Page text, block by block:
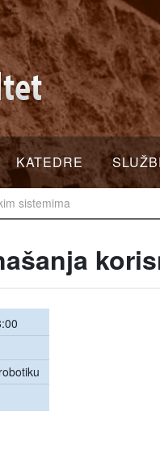
KATEDRE
sistemima